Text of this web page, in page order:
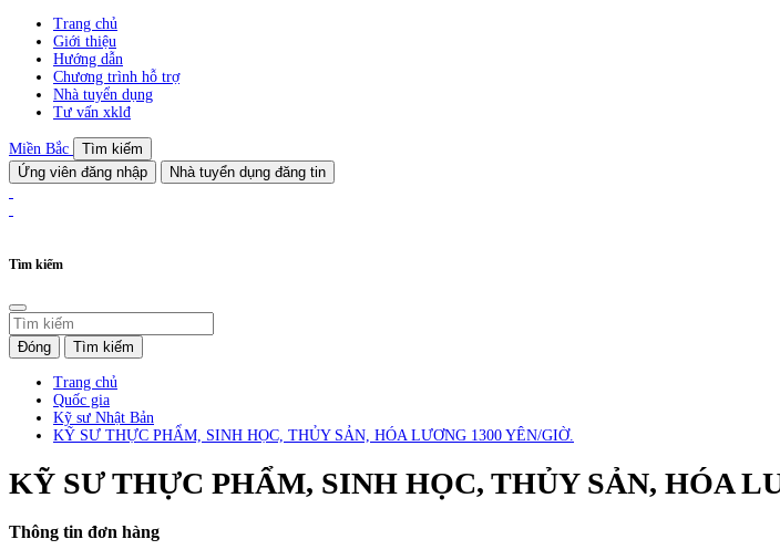
Trang chủ
Giới thiệu
Hướng dẫn
Chương trình hỗ trợ
Nhà tuyển dụng
Tư vấn xklđ
Miền Bắc
Tìm kiếm
Ứng viên đăng nhập
Nhà tuyển dụng đăng tin
Tìm kiếm
Đóng Tìm kiếm
Trang chủ
Quốc gia
Kỹ sư Nhật Bản
KỸ SƯ THỰC PHẨM, SINH HỌC, THỦY SẢN, HÓA LƯƠNG 1300 YÊN/GIỜ.
KỸ SƯ THỰC PHẨM, SINH HỌC, THỦY SẢN, HÓA
Thông tin đơn hàng